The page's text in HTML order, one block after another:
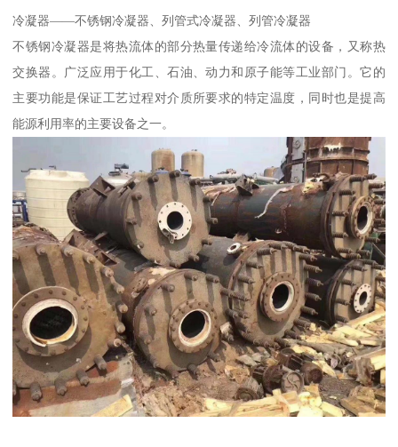
冷凝器——不锈钢冷凝器、列管式冷凝器、列管冷凝器
不锈钢冷凝器是将热流体的部分热量传递给冷流体的设备，又称热
交换器。广泛应用于化工、石油、动力和原子能等工业部门。它的
主要功能是保证工艺过程对介质所要求的特定温度，同时也是提高
能源利用率的主要设备之一。